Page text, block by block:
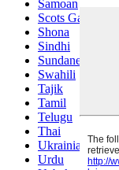
Samoan
Scots Gaelic
Shona
Sindhi
Sundanese
Swahili
Tajik
Tamil
Telugu
Thai
Ukrainian
Urdu